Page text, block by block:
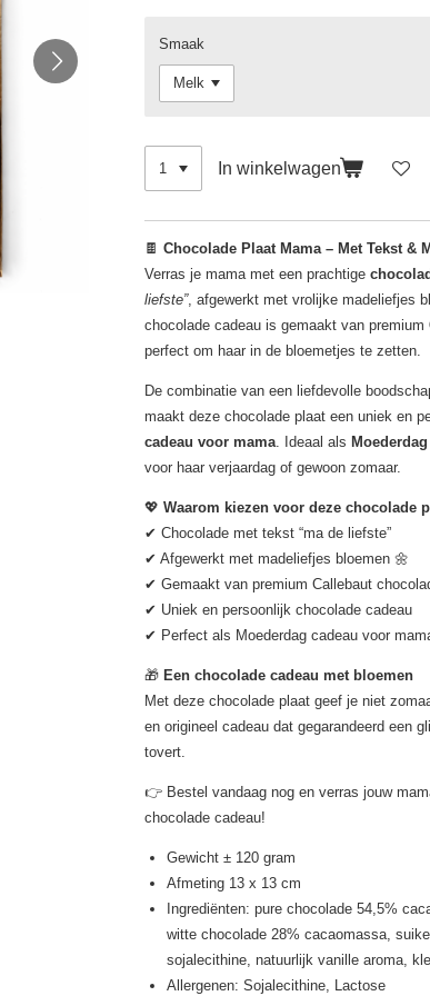
Smaak
In winkelwagen
🍫 Chocolade Plaat Mama – Met Tekst &
Verras je mama met een prachtige
liefste”, afgewerkt met vrolijke madeliefjes
chocolade cadeau is gemaakt van premium
perfect om haar in de bloemetjes te zetten.
De combinatie van een liefdevolle
maakt deze chocolade plaat een uniek en
cadeau voor mama . Ideaal als
voor haar verjaardag of gewoon zomaar.
💖 Waarom kiezen voor deze chocolade
✔ Chocolade met tekst “ma de liefste”
✔ Afgewerkt met madeliefjes bloemen 🌼
✔ Gemaakt van premium Callebaut
✔ Uniek en persoonlijk chocolade cadeau
✔ Perfect als Moederdag cadeau voor
🎁 Een chocolade cadeau met bloemen
Met deze chocolade plaat geef je niet
en origineel cadeau dat gegarandeerd een
tovert.
👉 Bestel vandaag nog en verras jouw
chocolade cadeau!
Gewicht ± 120 gram
Afmeting 13 x 13 cm
Ingrediënten: pure chocolade 54,5%
witte chocolade 28% cacaomassa,
sojalecithine, natuurlijk vanille aroma,
Allergenen: Sojalecithine, Lactose